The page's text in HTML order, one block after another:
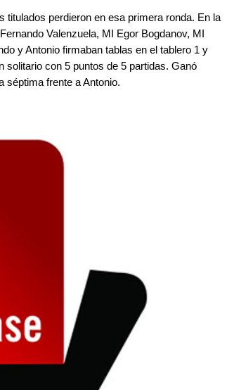
titulados perdieron en esa primera ronda. En la
Valenzuela, MI Egor Bogdanov, MI
y Antonio firmaban tablas en el tablero 1 y
solitario con 5 puntos de 5 partidas. Ganó
séptima frente a Antonio.